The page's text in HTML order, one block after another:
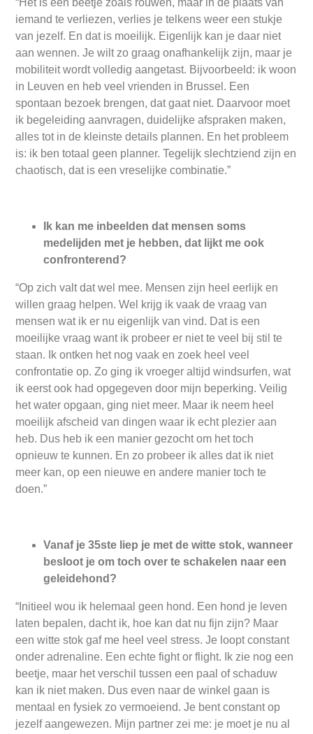
“Het is een beetje zoals rouwen, maar in de plaats van
iemand te verliezen, verlies je telkens weer een stukje
van jezelf. En dat is moeilijk. Eigenlijk kan je daar niet
aan wennen. Je wilt zo graag onafhankelijk zijn, maar je
mobiliteit wordt volledig aangetast. Bijvoorbeeld: ik woon
in Leuven en heb veel vrienden in Brussel. Een
spontaan bezoek brengen, dat gaat niet. Daarvoor moet
ik begeleiding aanvragen, duidelijke afspraken maken,
alles tot in de kleinste details plannen. En het probleem
is: ik ben totaal geen planner. Tegelijk slechtziend zijn en
chaotisch, dat is een vreselijke combinatie.”
Ik kan me inbeelden dat mensen soms
medelijden met je hebben, dat lijkt me ook
confronterend?
“Op zich valt dat wel mee. Mensen zijn heel eerlijk en
willen graag helpen. Wel krijg ik vaak de vraag van
mensen wat ik er nu eigenlijk van vind. Dat is een
moeilijke vraag want ik probeer er niet te veel bij stil te
staan. Ik ontken het nog vaak en zoek heel veel
confrontatie op. Zo ging ik vroeger altijd windsurfen, wat
ik eerst ook had opgegeven door mijn beperking. Veilig
het water opgaan, ging niet meer. Maar ik neem heel
moeilijk afscheid van dingen waar ik echt plezier aan
heb. Dus heb ik een manier gezocht om het toch
opnieuw te kunnen. En zo probeer ik alles dat ik niet
meer kan, op een nieuwe en andere manier toch te
doen.”
Vanaf je 35ste liep je met de witte stok, wanneer
besloot je om toch over te schakelen naar een
geleidehond?
“Initieel wou ik helemaal geen hond. Een hond je leven
laten bepalen, dacht ik, hoe kan dat nu fijn zijn? Maar
een witte stok gaf me heel veel stress. Je loopt constant
onder adrenaline. Een echte fight or flight. Ik zie nog een
beetje, maar het verschil tussen een paal of schaduw
kan ik niet maken. Dus even naar de winkel gaan is
mentaal en fysiek zo vermoeiend. Je bent constant op
jezelf aangewezen. Mijn partner zei me: je moet je nu al